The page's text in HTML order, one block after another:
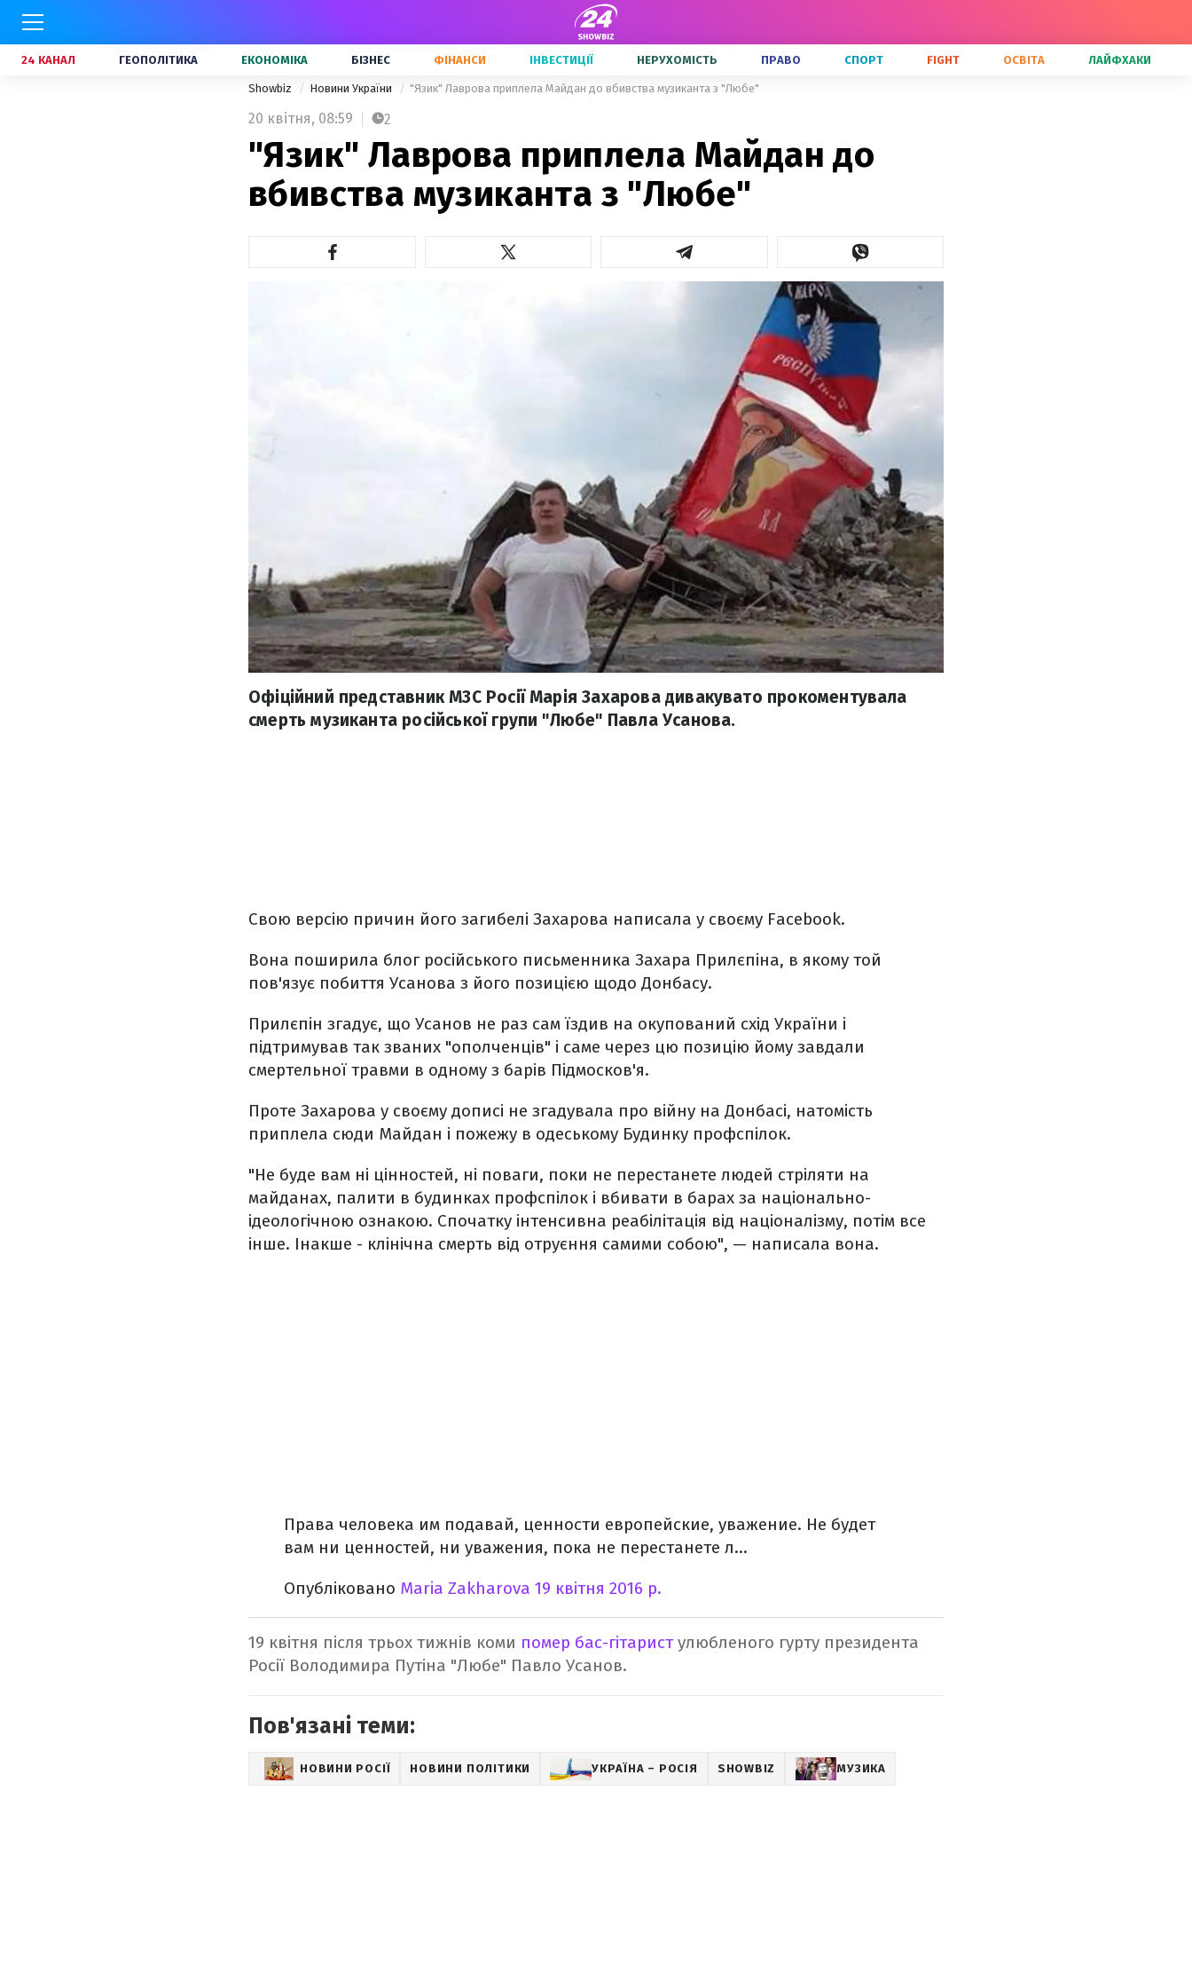
24 КАНАЛ ГЕОПОЛІТИКА ЕКОНОМІКА БІЗНЕС ФІНАНСИ ІНВЕСТИЦІЇ НЕРУХОМІСТЬ ПРАВО СПОРТ FIGHT ОСВІТА ЛАЙФХАКИ
Showbiz Новини України "Язик" Лаврова приплела Майдан до вбивства музиканта з "Любе"
20 квітня, 08:59 2
"Язик" Лаврова приплела Майдан до
вбивства музиканта з "Любе"
Офіційний представник МЗС Росії Марія Захарова дивакувато прокоментувала
смерть музиканта російської групи "Любе" Павла Усанова.
Свою версію причин його загибелі Захарова написала у своєму Facebook.
Вона поширила блог російського письменника Захара Прилєпіна, в якому той
пов'язує побиття Усанова з його позицією щодо Донбасу.
Прилєпін згадує, що Усанов не раз сам їздив на окупований схід України і
підтримував так званих "ополченців" і саме через цю позицію йому завдали
смертельної травми в одному з барів Підмосков'я.
Проте Захарова у своєму дописі не згадувала про війну на Донбасі, натомість
приплела сюди Майдан і пожежу в одеському Будинку профспілок.
"Не буде вам ні цінностей, ні поваги, поки не перестанете людей стріляти на
майданах, палити в будинках профспілок і вбивати в барах за національно-
ідеологічною ознакою. Спочатку інтенсивна реабілітація від націоналізму, потім все
інше. Інакше - клінічна смерть від отруєння самими собою", — написала вона.
Права человека им подавай, ценности европейские, уважение. Не будет
вам ни ценностей, ни уважения, пока не перестанете л...
Опубліковано Maria Zakharova 19 квітня 2016 р.
19 квітня після трьох тижнів коми помер бас-гітаристулюбленого гурту президента
Росії Володимира Путіна "Любе" Павло Усанов.
Пов'язані теми:
НОВИНИ РОСІЇ НОВИНИ ПОЛІТИКИ УКРАЇНА – РОСІЯ SHOWBIZ МУЗИКА